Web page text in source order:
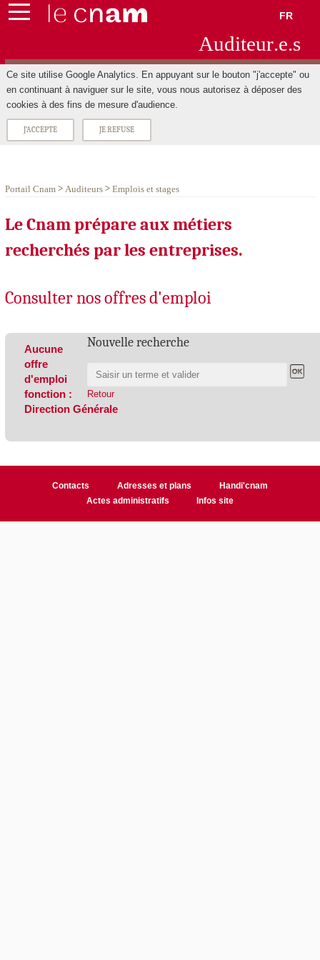
FR
Auditeur.e.s
Ce site utilise Google Analytics. En appuyant sur le bouton "j'accepte" ou
en continuant à naviguer sur le site, vous nous autorisez à déposer des
cookies à des fins de mesure d'audience.
J'ACCEPTE JE REFUSE
Portail Cnam > Auditeurs> Emplois et stages
Le Cnam prépare aux métiers
recherchés par les entreprises.
Consulter nos offres d'emploi
Nouvelle recherche
Retour
Aucune
offre
d'emploi
fonction :
Direction Générale
Contacts Adresses et plans
Handi'cnam
Actes administratifs
Infos site